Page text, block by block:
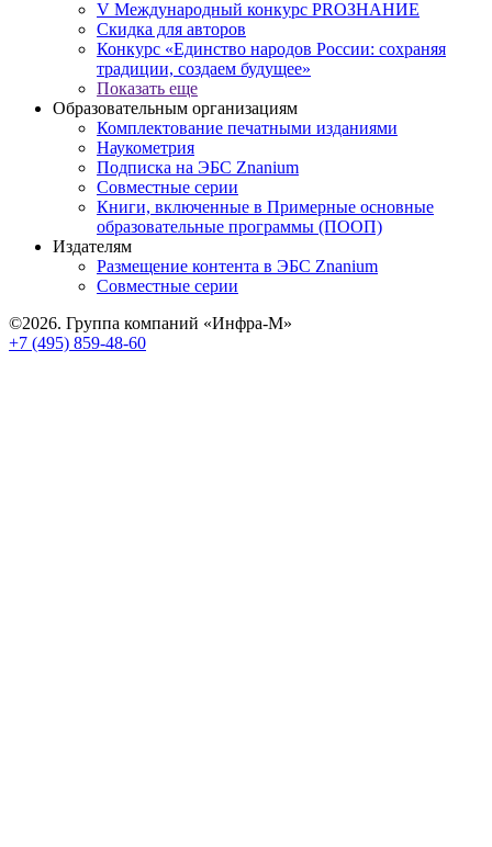
V Международный конкурс PROЗНАНИЕ
Скидка для авторов
Конкурс «Единство народов России: сохраняя
традиции, создаем будущее»
Показать еще
Образовательным организациям
Комплектование печатными изданиями
Наукометрия
Подписка на ЭБС Znanium
Совместные серии
Книги, включенные в Примерные основные
образовательные программы (ПООП)
Издателям
Размещение контента в ЭБС Znanium
Совместные серии
©2026. Группа компаний «Инфра-М»
+7 (495) 859-48-60